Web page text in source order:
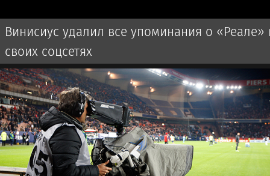
Винисиус удалил все упоминания о «Реале»
своих соцсетях